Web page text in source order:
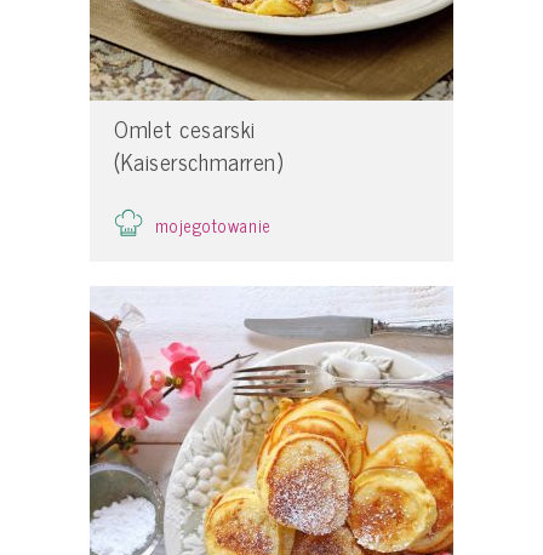
Omlet cesarski
(Kaiserschmarren)
mojegotowanie